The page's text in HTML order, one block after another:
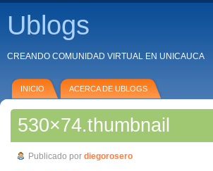
Ublogs
CREANDO COMUNIDAD VIRTUAL EN UNICAUCA
INICIO ACERCA DE UBLOGS
530×74.thumbnail
Publicado por diegorosero